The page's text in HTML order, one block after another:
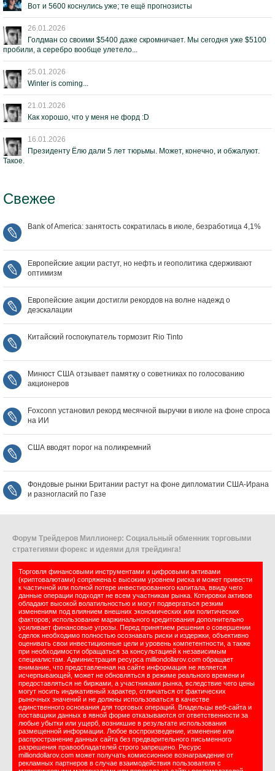
Вот и 5600 коснулись уже; те ещё прогнозисты
26.01.2026
Голдман со своими $5400 даже скромничает. Мы сегодня уже $5100
пробили, а серебро вообще улетело...
25.01.2026
Winter is coming...
21.01.2026
Как хорошо, что у меня не форд :D
16.01.2026
Президенту Ёлю дали 5 лет тюрьмы. Может, конечно, и обжалуют.
Такое.
Свежее
Bank of America: занятость сократилась в июле, безработица 4,1%
Европейские акции растут, но нефть и геополитика сдерживают
оптимизм
Европейские акции достигли рекордов на волне надежд о
деэскалации
Китайский госпокупатель тормозит Rio Tinto
Минюст США отзывает памятку о советниках по голосованию
акционеров
Foxconn установил рекорд месячной выручки в июле на фоне спроса
на ИИ
США вводят порог на поликремний
Фондовые рынки Британии растут на фоне дипломатии США‑Ирана
и разногласий по Газе
Форум Трейдеров Миллионер: Социальный обменник торговыми
стратегиями форекс и идеями для трейдинга!
Торговля финансовыми инструментами и цифровыми активами
(криптовалютами) сопряжена с высоким уровнем риска и может привести
к частичной или полной потере инвестированного капитала, ввиду чего
данные операции подходят не всем участникам рынка. Котировки активов
обладают высокой волатильностью и могут подвергаться резким
изменениям под влиянием внешних экономических или политических
факторов; использование маржинального кредитования дополнительно
усиливает финансовые угрозы. Перед принятием решения о совершении
сделок необходимо полностью осознавать риски и издержки, объективно
оценивать свои инвестиционные цели и уровень компетентности, а также
при необходимости обращаться за консультацией к независимым
специалистам. Администрация ресурса milliondollarov.com обращает
внимание, что представленная на сайте информация не является
исчерпывающей, может не обновляться в режиме реального времени и
предоставляться не биржами, а участниками рынка, вследствие чего цены
могут носить индикативный характер, отличаться от фактических
рыночных значений и не должны использоваться в качестве
единственного основания для торговых операций. Владельцы веб-сайта и
поставщики данных в явной форме отказываются от ответственности за
любые убытки или ущерб, возникшие в результате использования
размещенной информации. Любое воспроизведение, изменение или
распространение данных сайта без предварительного письменного
разрешения правообладателей строго запрещено. Ресурс
milliondollarov.com может получать комиссионное вознаграждение от
рекламных партнеров в случае взаимодействия пользователя с